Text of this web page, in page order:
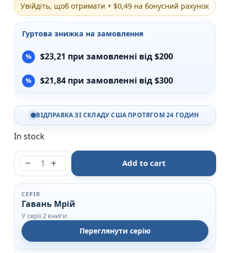
Увійдіть, щоб отримати + $0,49 на бонусний рахунок
Гуртова знижка на замовлення
$23,21 при замовленні від $200
$21,84 при замовленні від $300
ВІДПРАВКА ЗІ СКЛАДУ США ПРОТЯГОМ 24 ГОДИН
In stock
Кав’ярня «Пряний гарбузик» - Лорі Ґілмор - КСД
Add to cart
СЕРІЯ
Гавань Мрій
У серії 2 книги
Переглянути серію